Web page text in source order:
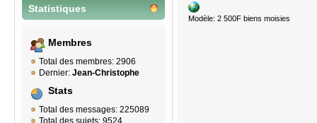
Statistiques
Membres
Total des membres: 2906
Dernier: Jean-Christophe
Stats
Total des messages: 225089
Modèle: 2 500F biens moisies